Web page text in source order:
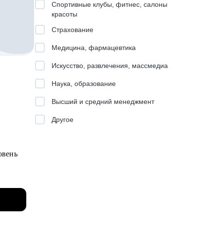
так и
о
Спортивные клубы, фитнес, салоны
красоты
Страхование
Медицина, фармацевтика
Искусство, развлечения, массмедиа
Наука, образование
Высший и средний менеджмент
Другое